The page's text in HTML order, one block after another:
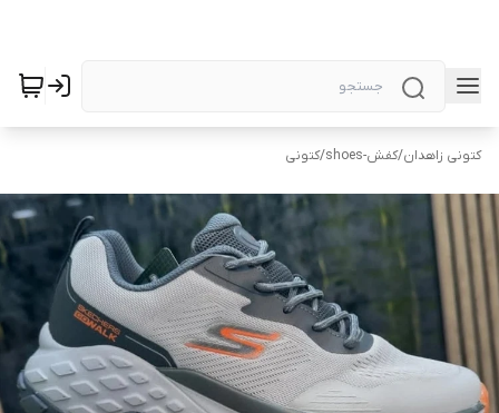
کتونی زاهدان/کفش-shoes /کتونی